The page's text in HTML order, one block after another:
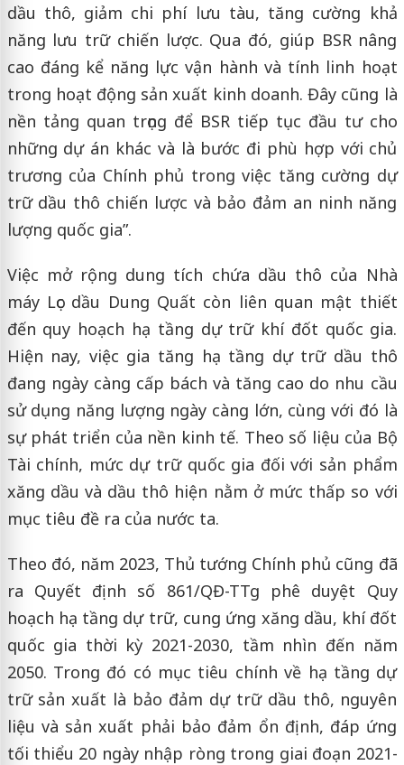
dầu thô, giảm chi phí lưu tàu, tăng cường khả
năng lưu trữ chiến lược. Qua đó, giúp BSR nâng
cao đáng kể năng lực vận hành và tính linh hoạt
trong hoạt động sản xuất kinh doanh. Đây cũng là
nền tảng quan trọng để BSR tiếp tục đầu tư cho
những dự án khác và là bước đi phù hợp với chủ
trương của Chính phủ trong việc tăng cường dự
trữ dầu thô chiến lược và bảo đảm an ninh năng
lượng quốc gia”.
Việc mở rộng dung tích chứa dầu thô của Nhà
máy Lọc dầu Dung Quất còn liên quan mật thiết
đến quy hoạch hạ tầng dự trữ khí đốt quốc gia.
Hiện nay, việc gia tăng hạ tầng dự trữ dầu thô
đang ngày càng cấp bách và tăng cao do nhu cầu
sử dụng năng lượng ngày càng lớn, cùng với đó là
sự phát triển của nền kinh tế. Theo số liệu của Bộ
Tài chính, mức dự trữ quốc gia đối với sản phẩm
xăng dầu và dầu thô hiện nằm ở mức thấp so với
mục tiêu đề ra của nước ta.
Theo đó, năm 2023, Thủ tướng Chính phủ cũng đã
ra Quyết định số 861/QĐ-TTg phê duyệt Quy
hoạch hạ tầng dự trữ, cung ứng xăng dầu, khí đốt
quốc gia thời kỳ 2021-2030, tầm nhìn đến năm
2050. Trong đó có mục tiêu chính về hạ tầng dự
trữ sản xuất là bảo đảm dự trữ dầu thô, nguyên
liệu và sản xuất phải bảo đảm ổn định, đáp ứng
tối thiểu 20 ngày nhập ròng trong giai đoạn 2021-